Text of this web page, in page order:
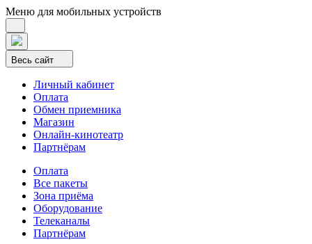
Меню для мобильных устройств
Весь сайт
Личный кабинет
Оплата
Обмен приемника
Магазин
Онлайн-кинотеатр
Партнёрам
Оплата
Все пакеты
Зона приёма
Оборудование
Телеканалы
Партнёрам